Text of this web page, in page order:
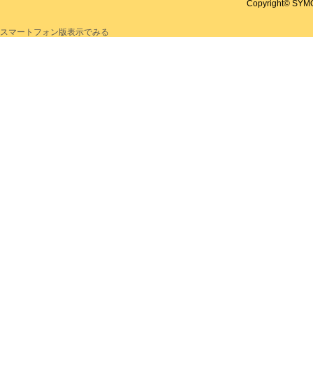
Copyright©
スマートフォン版表示でみる